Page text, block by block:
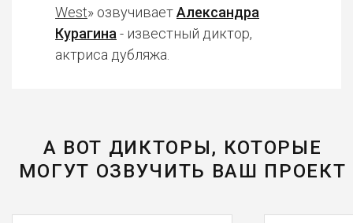
West» озвучиваетАлександра
Курагина - известный диктор,
актриса дубляжа.
А ВОТ ДИКТОРЫ, КОТОРЫЕ
МОГУТ ОЗВУЧИТЬ ВАШ ПРОЕКТ